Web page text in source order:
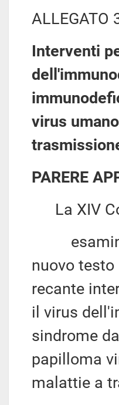
ALLEGATO
Interventi
virus
PARERE
La XIV
nuovo testo
recante
il virus
sindrome
papilloma
malattie a